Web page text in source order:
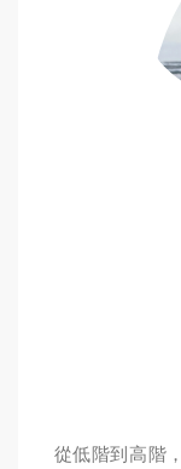
從低階到高階